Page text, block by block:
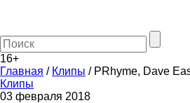
16+
Главная / Клипы / PRhyme, Dave
Клипы
03 февраля 2018